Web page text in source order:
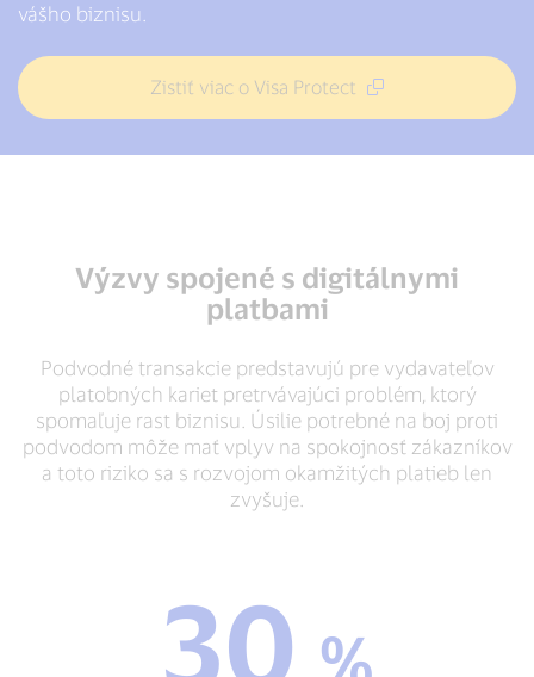
vášho biznisu.
Zistiť viac o Visa Protect
Výzvy spojené s digitálnymi
platbami
Podvodné transakcie predstavujú pre vydavateľov
platobných kariet pretrvávajúci problém, ktorý
spomaľuje rast biznisu. Úsilie potrebné na boj proti
podvodom môže mať vplyv na spokojnosť zákazníkov
a toto riziko sa s rozvojom okamžitých platieb len
zvyšuje.
30
%
riziko
30 %